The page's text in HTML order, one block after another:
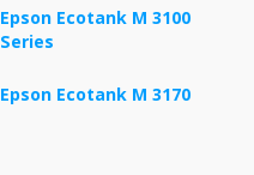
Epson Ecotank M 3100
Series
Epson Ecotank M 3170